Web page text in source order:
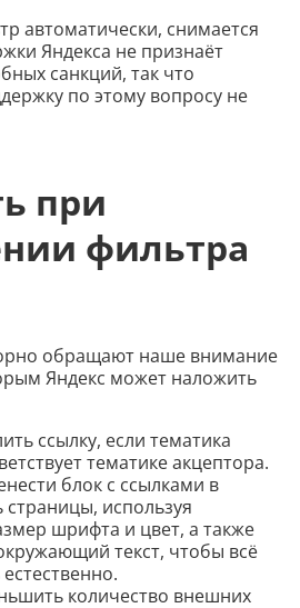
автоматически, снимается
Яндекса не признаёт
санкций, так что
по этому вопросу не
при
фильтра
обращают наше внимание
Яндекс может наложить
ссылку, если тематика
тематике акцептора.
блок с ссылками в
страницы, используя
шрифта и цвет, а также
текст, чтобы всё
количество внешних